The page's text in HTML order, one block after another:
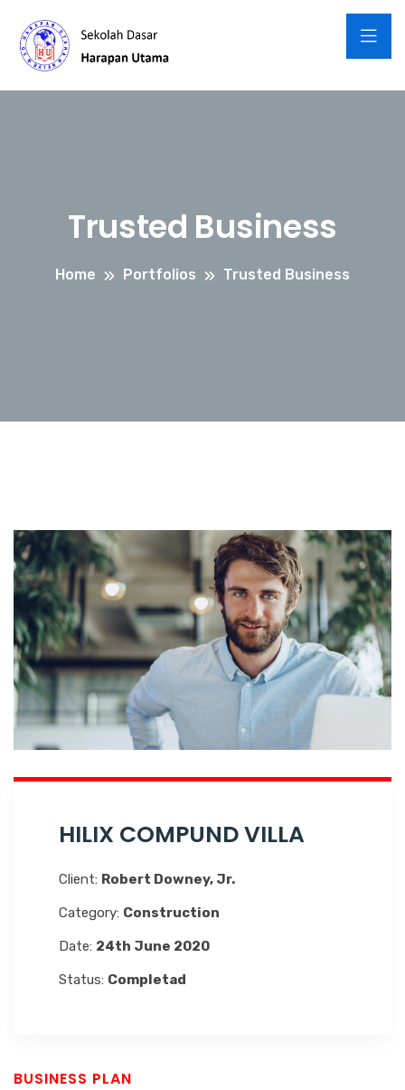
Trusted Business
Home Portfolios Trusted Business
HILIX COMPUND VILLA
Client: Robert Downey, Jr.
Category: Construction
Date: 24th June 2020
Status: Completad
BUSINESS PLAN